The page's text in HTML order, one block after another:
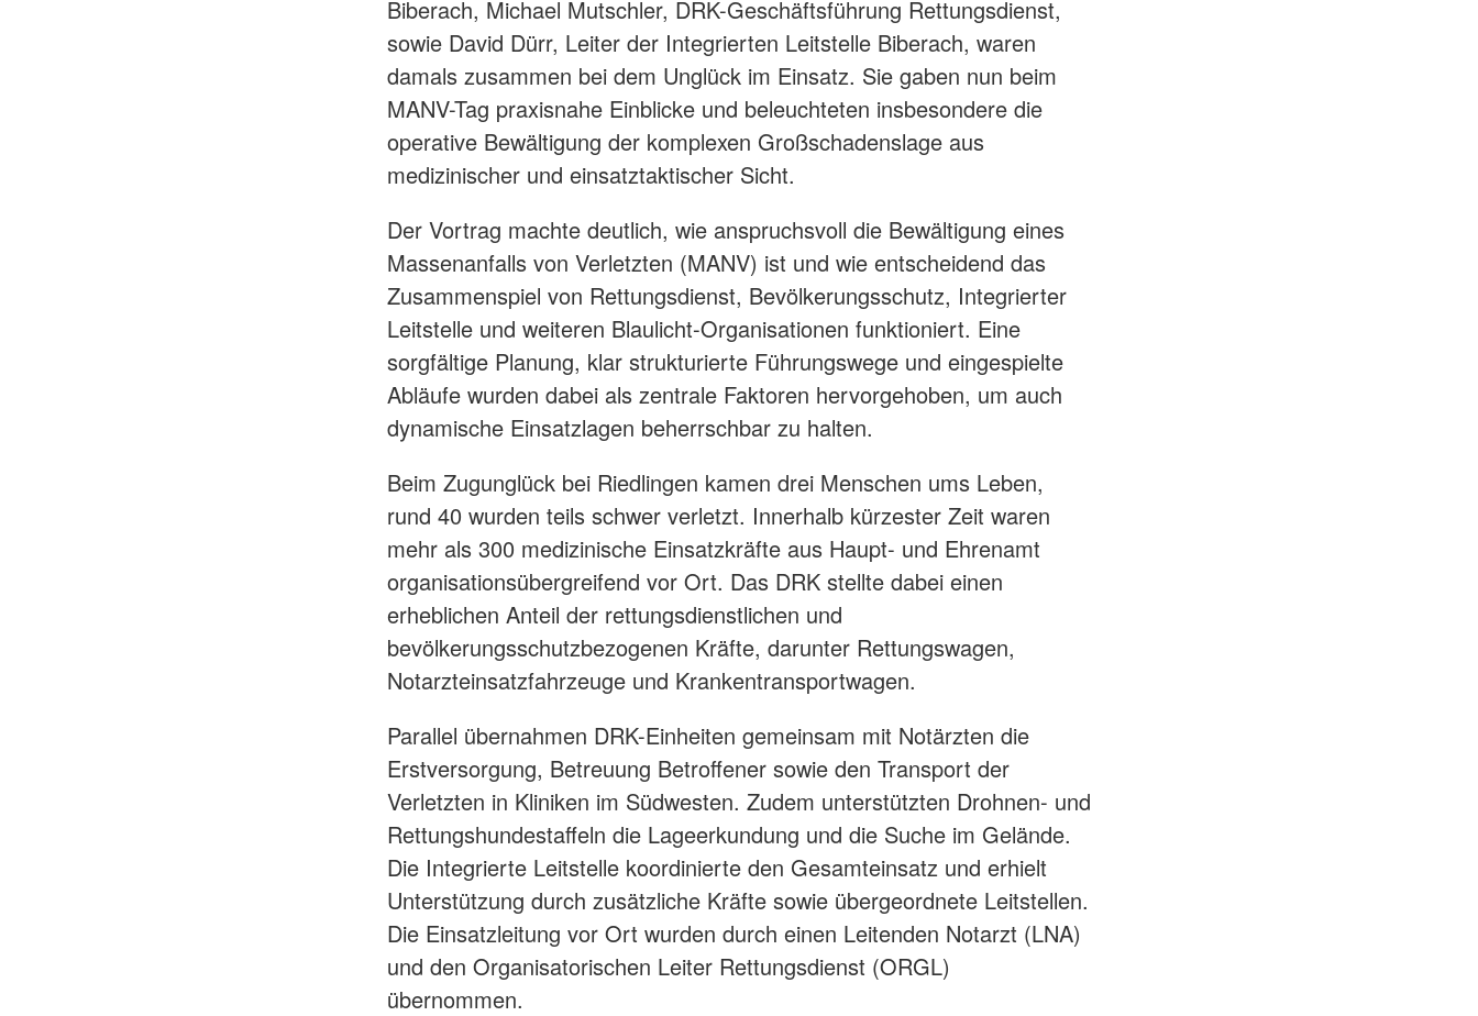
Biberach, Michael Mutschler, DRK-Geschäftsführung Rettungsdienst,
sowie David Dürr, Leiter der Integrierten Leitstelle Biberach, waren
damals zusammen bei dem Unglück im Einsatz. Sie gaben nun beim
MANV-Tag praxisnahe Einblicke und beleuchteten insbesondere die
operative Bewältigung der komplexen Großschadenslage aus
medizinischer und einsatztaktischer Sicht.
Der Vortrag machte deutlich, wie anspruchsvoll die Bewältigung eines
Massenanfalls von Verletzten (MANV) ist und wie entscheidend das
Zusammenspiel von Rettungsdienst, Bevölkerungsschutz, Integrierter
Leitstelle und weiteren Blaulicht-Organisationen funktioniert. Eine
sorgfältige Planung, klar strukturierte Führungswege und eingespielte
Abläufe wurden dabei als zentrale Faktoren hervorgehoben, um auch
dynamische Einsatzlagen beherrschbar zu halten.
Beim Zugunglück bei Riedlingen kamen drei Menschen ums Leben,
rund 40 wurden teils schwer verletzt. Innerhalb kürzester Zeit waren
mehr als 300 medizinische Einsatzkräfte aus Haupt- und Ehrenamt
organisationsübergreifend vor Ort. Das DRK stellte dabei einen
erheblichen Anteil der rettungsdienstlichen und
bevölkerungsschutzbezogenen Kräfte, darunter Rettungswagen,
Notarzteinsatzfahrzeuge und Krankentransportwagen.
Parallel übernahmen DRK-Einheiten gemeinsam mit Notärzten die
Erstversorgung, Betreuung Betroffener sowie den Transport der
Verletzten in Kliniken im Südwesten. Zudem unterstützten Drohnen- und
Rettungshundestaffeln die Lageerkundung und die Suche im Gelände.
Die Integrierte Leitstelle koordinierte den Gesamteinsatz und erhielt
Unterstützung durch zusätzliche Kräfte sowie übergeordnete Leitstellen.
Die Einsatzleitung vor Ort wurden durch einen Leitenden Notarzt (LNA)
und den Organisatorischen Leiter Rettungsdienst (ORGL)
übernommen.